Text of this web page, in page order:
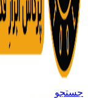
جستجو